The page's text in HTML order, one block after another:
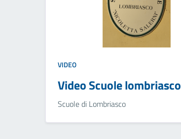
VIDEO
Video Scuole lombriasco
Scuole di Lombriasco